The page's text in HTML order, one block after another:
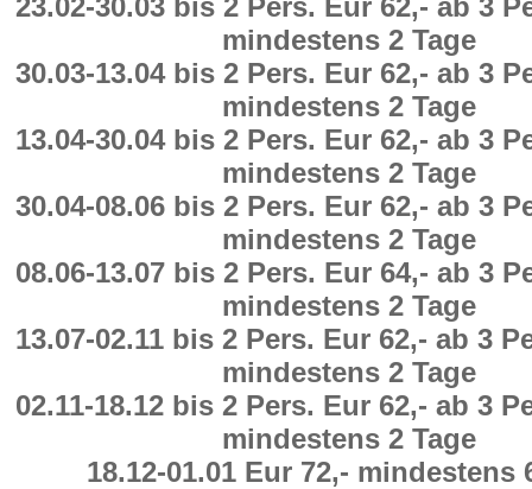
23.02-30.03 bis 2 Pers. Eur 62,- ab 3
mindestens 2 Tage
30.03-13.04 bis 2 Pers. Eur 62,- ab 3
mindestens 2 Tage
13.04-30.04 bis 2 Pers. Eur 62,- ab 3
mindestens 2 Tage
30.04-08.06 bis 2 Pers. Eur 62,- ab 3
mindestens 2 Tage
08.06-13.07 bis 2 Pers. Eur 64,- ab 3
mindestens 2 Tage
13.07-02.11 bis 2 Pers. Eur 62,- ab 3
mindestens 2 Tage
02.11-18.12 bis 2 Pers. Eur 62,- ab 3
mindestens 2 Tage
18.12-01.01 Eur 72,- mindestens